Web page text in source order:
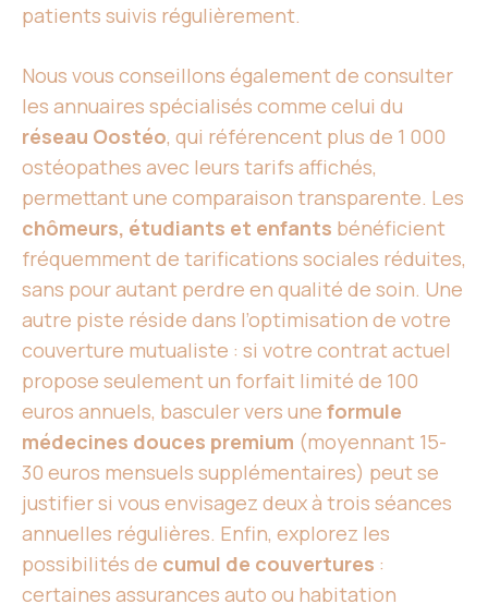
patients suivis régulièrement.
Nous vous conseillons également de consulter
les annuaires spécialisés comme celui du
réseau Oostéo, qui référencent plus de 1 000
ostéopathes avec leurs tarifs affichés,
permettant une comparaison transparente. Les
chômeurs, étudiants et enfants bénéficient
fréquemment de tarifications sociales réduites,
sans pour autant perdre en qualité de soin. Une
autre piste réside dans l’optimisation de votre
couverture mutualiste : si votre contrat actuel
propose seulement un forfait limité de 100
euros annuels, basculer vers une formule
médecines douces premium (moyennant 15-
30 euros mensuels supplémentaires) peut se
justifier si vous envisagez deux à trois séances
annuelles régulières. Enfin, explorez les
possibilités de cumul de couvertures :
certaines assurances auto ou habitation